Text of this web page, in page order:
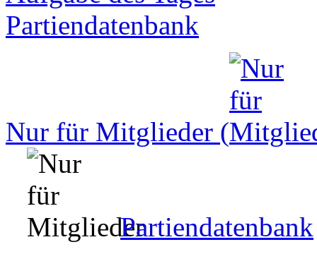
Partiendatenbank
Nur für Mitglieder (
Partiendatenbank